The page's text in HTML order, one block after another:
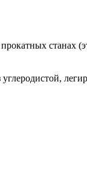
станах